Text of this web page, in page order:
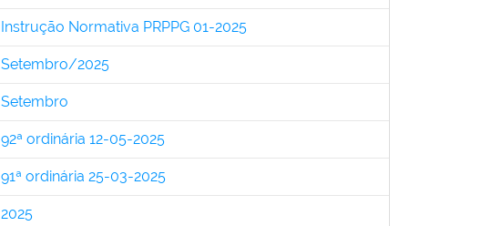
Instrução Normativa PRPPG 01-2025
Setembro/2025
Setembro
92ª ordinária 12-05-2025
91ª ordinária 25-03-2025
2025